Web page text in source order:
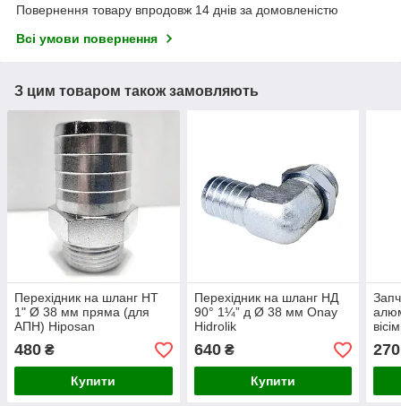
Повернення товару впродовж 14 днів за домовленістю
Всі умови повернення
З цим товаром також замовляють
Перехідник на шланг НТ
1" Ø 38 мм пряма (для
АПН) Hiposan
480 ₴
Купити
Перехідник на шланг НД
90° 1¼” д Ø 38 мм Onay
Hidrolik
640₴
Купити
270